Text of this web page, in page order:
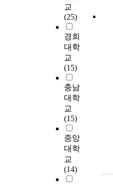
교
(25)
경희
대학
교
(15)
충남
대학
교
(15)
중앙
대학
교
(14)